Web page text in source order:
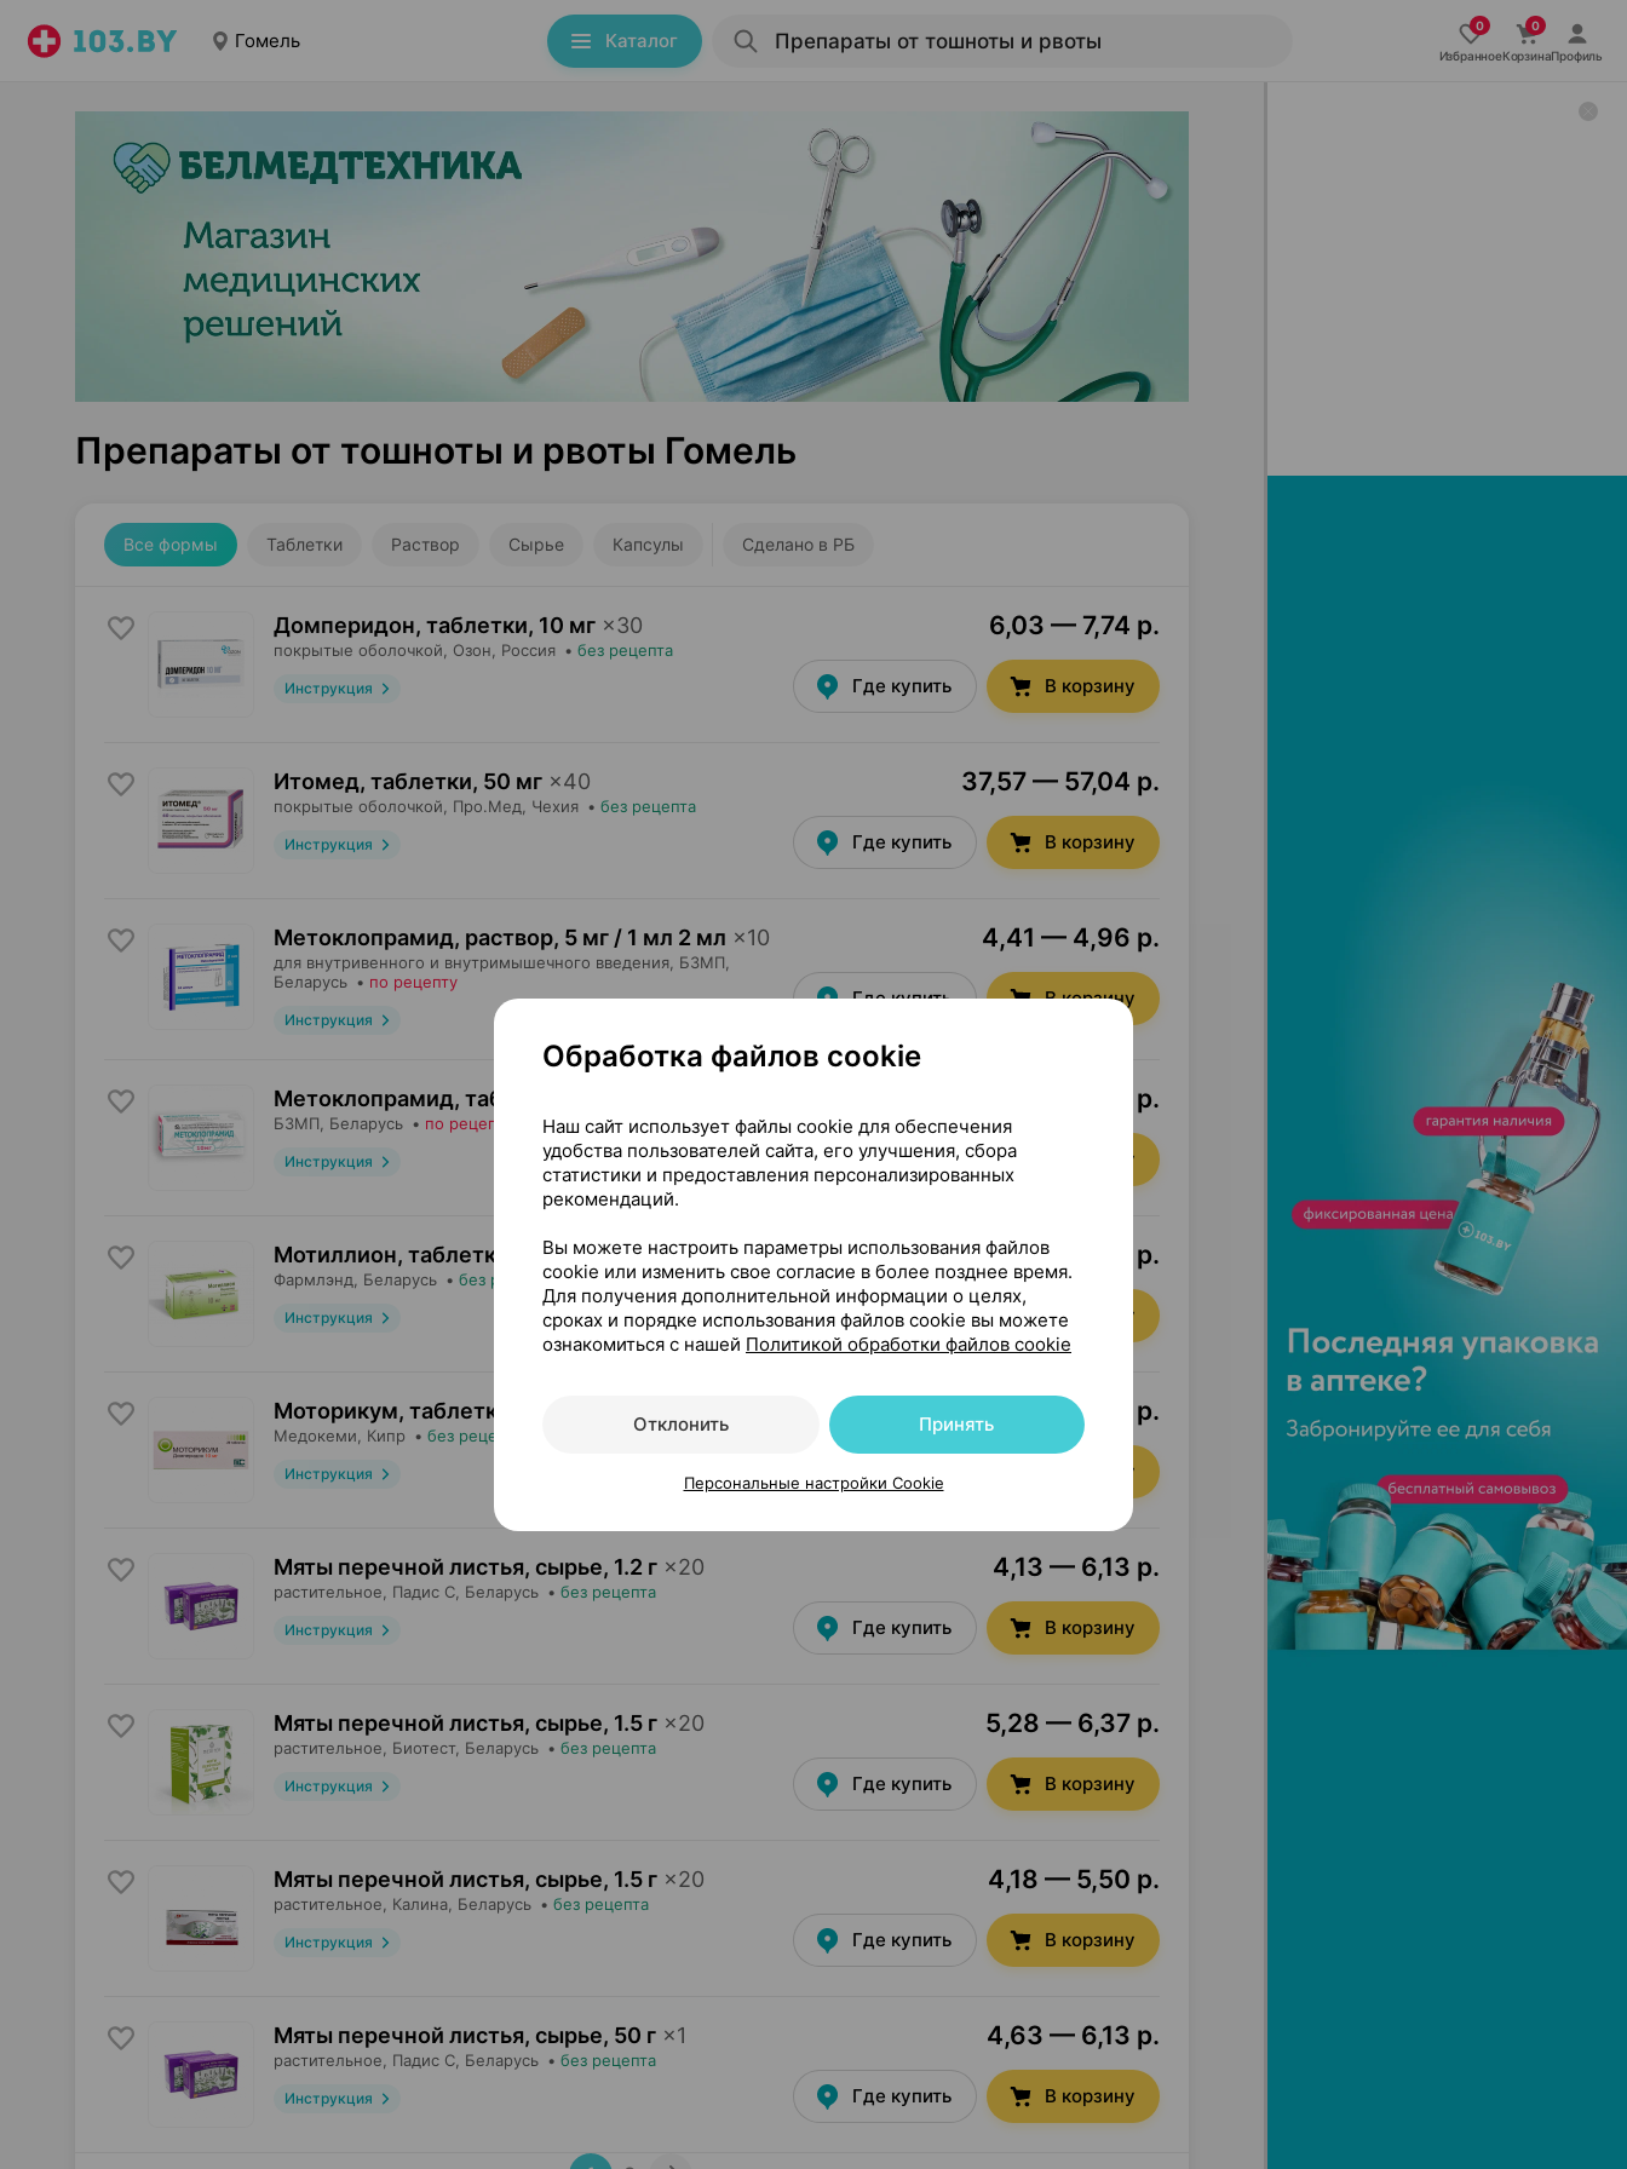
Гомель Каталог
ИзбранноеКорзинаПрофиль
Препараты от тошноты и рвоты Гомель
Все формы Таблетки Раствор Сырье Капсулы Сделано в РБ
Домперидон, таблетки, 10 мг ×30
покрытые оболочкой, Озон , Россия • без рецепта
Инструкция
6,03 — 7,74 р.
Где купить В корзину
Итомед, таблетки, 50 мг ×40
покрытые оболочкой, Про.Мед , Чехия • без рецепта
Инструкция
37,57 — 57,04 р.
Где купить В корзину
Метоклопрамид, раствор, 5 мг / 1 мл 2 мл ×10
для внутривенного и внутримышечного введения, БЗМП
Беларусь • по рецепту
Инструкция
4,41 — 4,96 р.
Где купить В корзину
Метоклопрамид, таблетки
БЗМП , Беларусь • по рецепту
Инструкция
1,64 — 1,83 р.
Где купить В корзину
Мотиллион, таблетки 10 мг×30
Фармлэнд , Беларусь • без рецепта
Инструкция
9,72 — 11,46 р.
Где купить В корзину
Моторикум, таблетки
Медокеми , Кипр • без рецепта
Инструкция
9,69 — 10,77 р.
Где купить В корзину
Мяты перечной листья, сырье, 1.2 г ×20
растительное, Падис С , Беларусь • без рецепта
Инструкция
4,13 — 6,13 р.
Где купить В корзину
Мяты перечной листья, сырье, 1.5 г ×20
растительное, Биотест, Беларусь • без рецепта
Инструкция
5,28 — 6,37 р.
Где купить В корзину
Мяты перечной листья, сырье, 1.5 г ×20
растительное, Калина , Беларусь • без рецепта
Инструкция
4,18 — 5,50 р.
Где купить В корзину
Мяты перечной листья, сырье, 50 г ×1
растительное, Падис С , Беларусь • без рецепта
Инструкция
4,63 — 6,13 р.
Где купить В корзину
Обработка файлов cookie
Наш сайт использует файлы cookie для обеспечения
удобства пользователей сайта, его улучшения, сбора
статистики и предоставления персонализированных
рекомендаций.
Вы можете настроить параметры использования файлов
cookie или изменить свое согласие в более позднее время.
Для получения дополнительной информации о целях,
сроках и порядке использования файлов cookie вы можете
ознакомиться с нашей Политикой обработки файлов cookie
Отклонить Принять
Персональные настройки Cookie